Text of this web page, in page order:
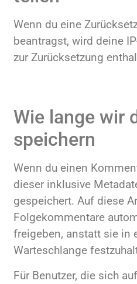
Wenn du eine
beantragst, wird deine
zur Zurücksetzung
Wie lange wir
speichern
Wenn du einen
dieser inklusive
gespeichert. Auf diese
Folgekommentare
freigeben, anstatt sie in
Warteschlange
Für Benutzer, die sich